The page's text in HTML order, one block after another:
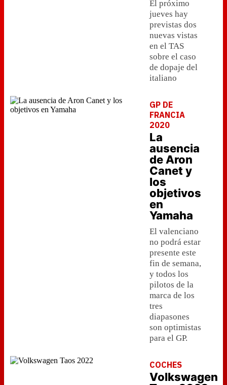
El próximo
jueves hay
previstas dos
nuevas vistas
en el TAS
sobre el caso
de dopaje del
italiano
GP DE
FRANCIA
2020
La
ausencia
de Aron
Canet y
los
objetivos
en
Yamaha
El valenciano
no podrá estar
presente este
fin de semana,
y todos los
pilotos de la
marca de los
tres
diapasones
son optimistas
para el GP.
COCHES
Volkswagen